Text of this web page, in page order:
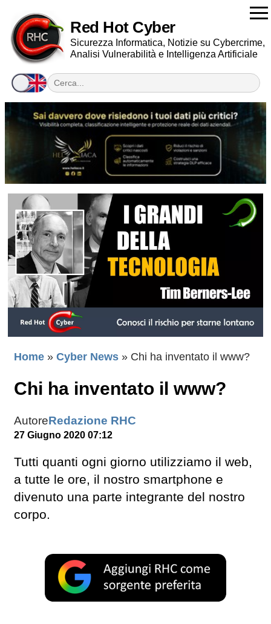
Red Hot Cyber
Sicurezza Informatica, Notizie su Cybercrime,
Analisi Vulnerabilità e Intelligenza Artificiale
Home » Cyber News » Chi ha inventato il www?
Chi ha inventato il www?
AutoreRedazione RHC
27 Giugno 2020 07:12
Tutti quanti ogni giorno utilizziamo il web,
a tutte le ore, il nostro smartphone e
divenuto una parte integrante del nostro
corpo.